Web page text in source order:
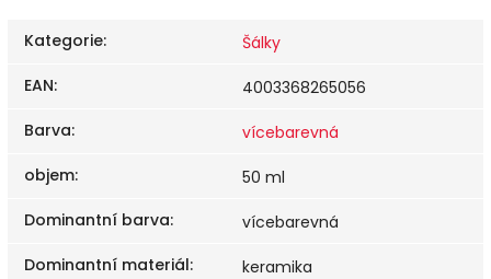
Kategorie:
Šálky
EAN:
4003368265056
Barva:
vícebarevná
objem:
50 ml
Dominantní barva:
vícebarevná
Dominantní materiál:
keramika